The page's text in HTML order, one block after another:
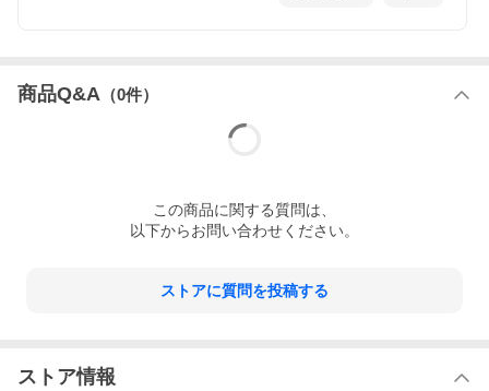
商品Q&A （0件）
この商品に関する質問は、
以下からお問い合わせください。
ストアに質問を投稿する
ストア情報